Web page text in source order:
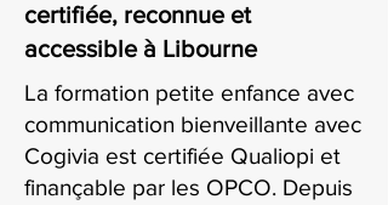
certifiée, reconnue et
accessible à Libourne
La formation petite enfance avec
communication bienveillante avec
Cogivia est certifiée Qualiopi et
finançable par les OPCO. Depuis